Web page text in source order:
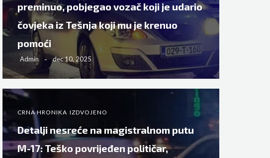
preminuo, pobjegao vozač koji je udario
čovjeka iz Tešnja koji mu je krenuo
pomoći
Admin dec 10, 2025
CRNA HRONIKA IZDVOJENO
Detalji nesreće na magistralnom putu
M-17: Teško povrijeđen političar,